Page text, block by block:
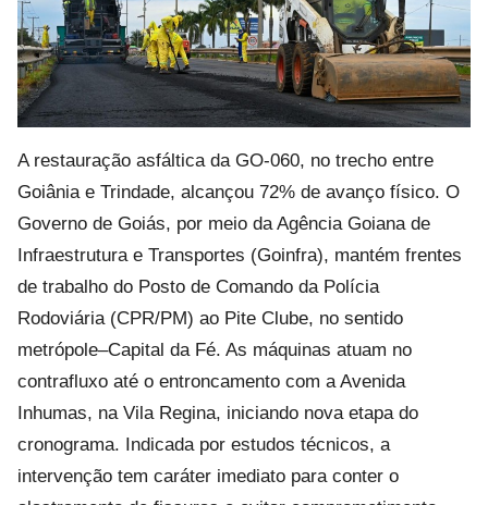
A restauração asfáltica da GO-060, no trecho entre
Goiânia e Trindade, alcançou 72% de avanço físico. O
Governo de Goiás, por meio da Agência Goiana de
Infraestrutura e Transportes (Goinfra), mantém frentes
de trabalho do Posto de Comando da Polícia
Rodoviária (CPR/PM) ao Pite Clube, no sentido
metrópole–Capital da Fé. As máquinas atuam no
contrafluxo até o entroncamento com a Avenida
Inhumas, na Vila Regina, iniciando nova etapa do
cronograma. Indicada por estudos técnicos, a
intervenção tem caráter imediato para conter o